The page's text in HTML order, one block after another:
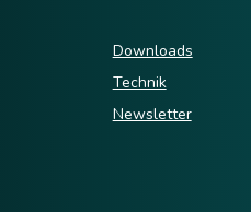
Downloads
Technik
Newsletter